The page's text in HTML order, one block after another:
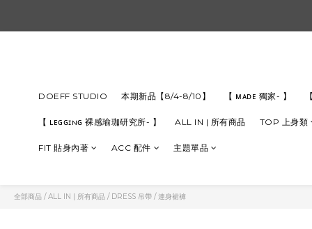
DOEFF STUDIO 本期新品【8/4-8/10】 【 ᴍᴀᴅᴇ 獨家- 】
【 ʟᴇɢɢɪɴɢ 裸感瑜珈研究所- 】 ALL IN | 所有商品 TOP 上身類
FIT 貼身內著 ACC 配件 主題單品
全部商品 / ALL IN | 所有商品 / DRESS 吊帶 / 連身裙褲